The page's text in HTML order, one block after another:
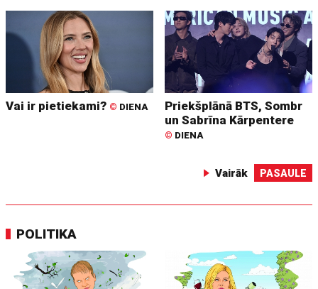
Vai ir pietiekami? © DIENA
Priekšplānā BTS, Sombr
un Sabrīna Kārpentere
© DIENA
Vairāk PASAULE
POLITIKA